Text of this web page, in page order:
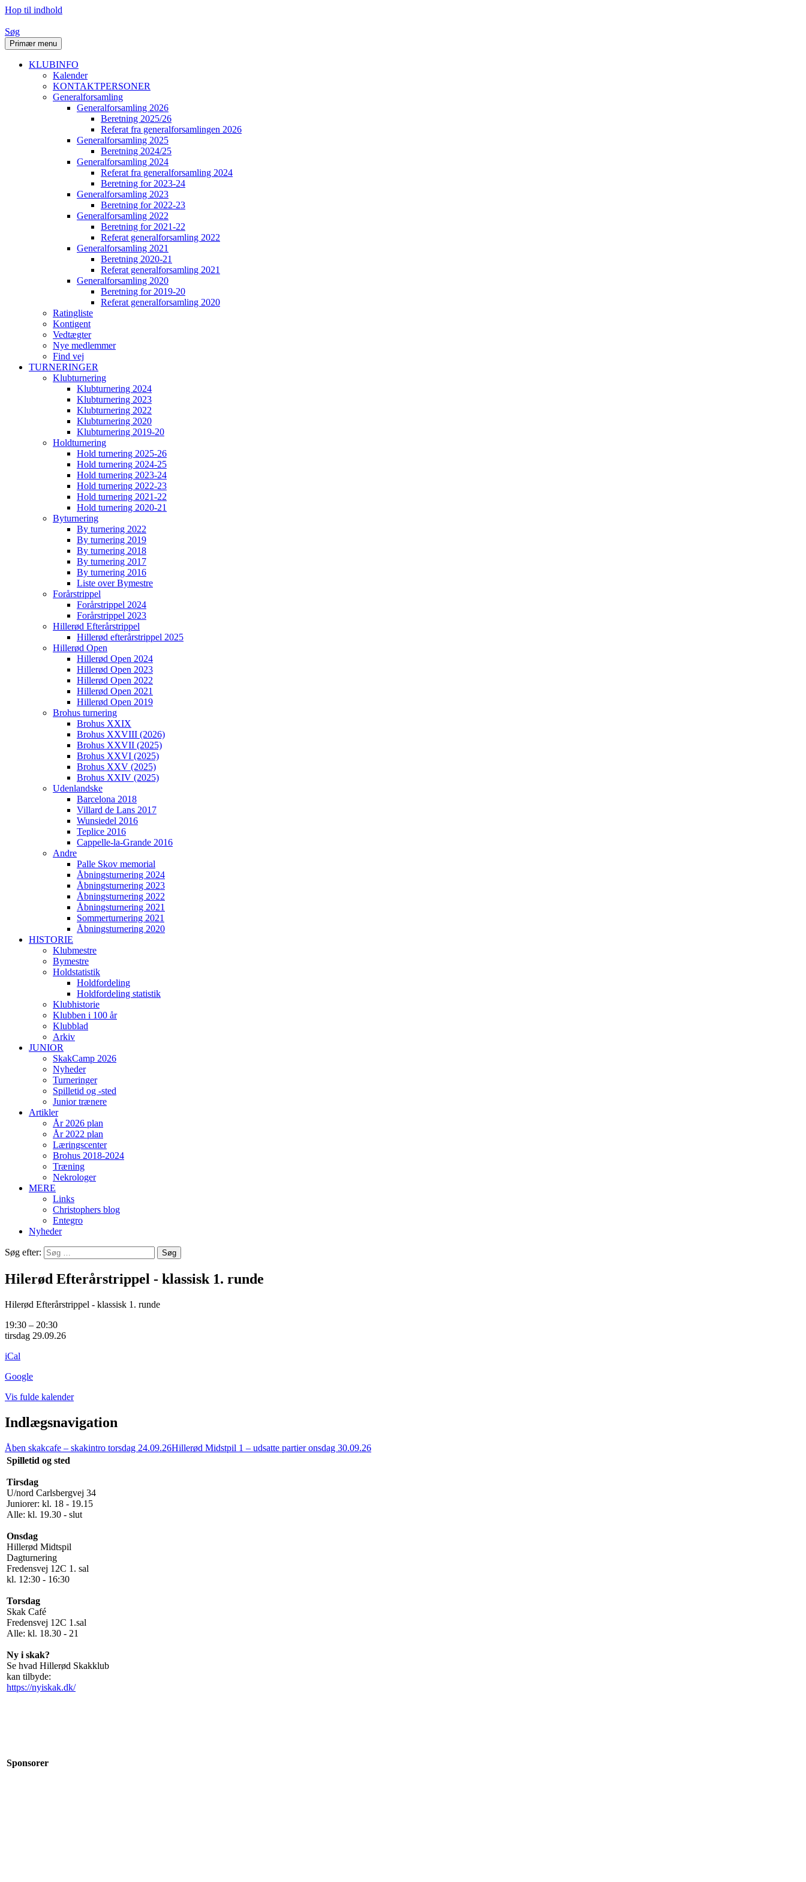
Hop til indhold
Søg
Primær menu
KLUBINFO
Kalender
KONTAKTPERSONER
Generalforsamling
Generalforsamling 2026
Beretning 2025/26
Referat fra generalforsamlingen 2026
Generalforsamling 2025
Beretning 2024/25
Generalforsamling 2024
Referat fra generalforsamling 2024
Beretning for 2023-24
Generalforsamling 2023
Beretning for 2022-23
Generalforsamling 2022
Beretning for 2021-22
Referat generalforsamling 2022
Generalforsamling 2021
Beretning 2020-21
Referat generalforsamling 2021
Generalforsamling 2020
Beretning for 2019-20
Referat generalforsamling 2020
Ratingliste
Kontigent
Vedtægter
Nye medlemmer
Find vej
TURNERINGER
Klubturnering
Klubturnering 2024
Klubturnering 2023
Klubturnering 2022
Klubturnering 2020
Klubturnering 2019-20
Holdturnering
Hold turnering 2025-26
Hold turnering 2024-25
Hold turnering 2023-24
Hold turnering 2022-23
Hold turnering 2021-22
Hold turnering 2020-21
Byturnering
By turnering 2022
By turnering 2019
By turnering 2018
By turnering 2017
By turnering 2016
Liste over Bymestre
Forårstrippel
Forårstrippel 2024
Forårstrippel 2023
Hillerød Efterårstrippel
Hillerød efterårstrippel 2025
Hillerød Open
Hillerød Open 2024
Hillerød Open 2023
Hillerød Open 2022
Hillerød Open 2021
Hillerød Open 2019
Brohus turnering
Brohus XXIX
Brohus XXVIII (2026)
Brohus XXVII (2025)
Brohus XXVI (2025)
Brohus XXV (2025)
Brohus XXIV (2025)
Udenlandske
Barcelona 2018
Villard de Lans 2017
Wunsiedel 2016
Teplice 2016
Cappelle-la-Grande 2016
Andre
Palle Skov memorial
Åbningsturnering 2024
Åbningsturnering 2023
Åbningsturnering 2022
Åbningsturnering 2021
Sommerturnering 2021
Åbningsturnering 2020
HISTORIE
Klubmestre
Bymestre
Holdstatistik
Holdfordeling
Holdfordeling statistik
Klubhistorie
Klubben i 100 år
Klubblad
Arkiv
JUNIOR
SkakCamp 2026
Nyheder
Turneringer
Spilletid og -sted
Junior trænere
Artikler
År 2026 plan
År 2022 plan
Læringscenter
Brohus 2018-2024
Træning
Nekrologer
MERE
Links
Christophers blog
Entegro
Nyheder
Søg efter:
Hilerød Efterårstrippel - klassisk 1. runde
Hilerød Efterårstrippel - klassisk 1. runde
19:30 – 20:30
tirsdag 29.09.26
iCal
Google
Vis fulde kalender
Indlægsnavigation
Åben skakcafe – skakintro torsdag 24.09.26Hillerød Midstpil 1 – udsatte partieronsdag 30.09.26
Spilletid og sted
Tirsdag
U/nord Carlsbergvej 34
Juniorer: kl. 18 - 19.15
Alle: kl. 19.30 - slut
Onsdag
Hillerød Midtspil
Dagturnering
Fredensvej 12C 1. sal
kl. 12:30 - 16:30
Torsdag
Skak Café
Fredensvej 12C 1.sal
Alle: kl. 18.30 - 21
Ny i skak?
Se hvad Hillerød Skakklub
kan tilbyde:
https://nyiskak.dk/
Sponsorer